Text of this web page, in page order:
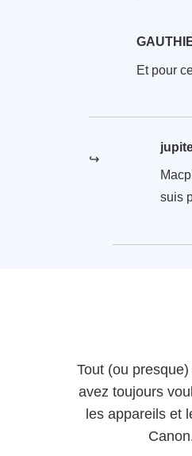
Et pour
suis
Tout (ou
avez toujours
les appareils et